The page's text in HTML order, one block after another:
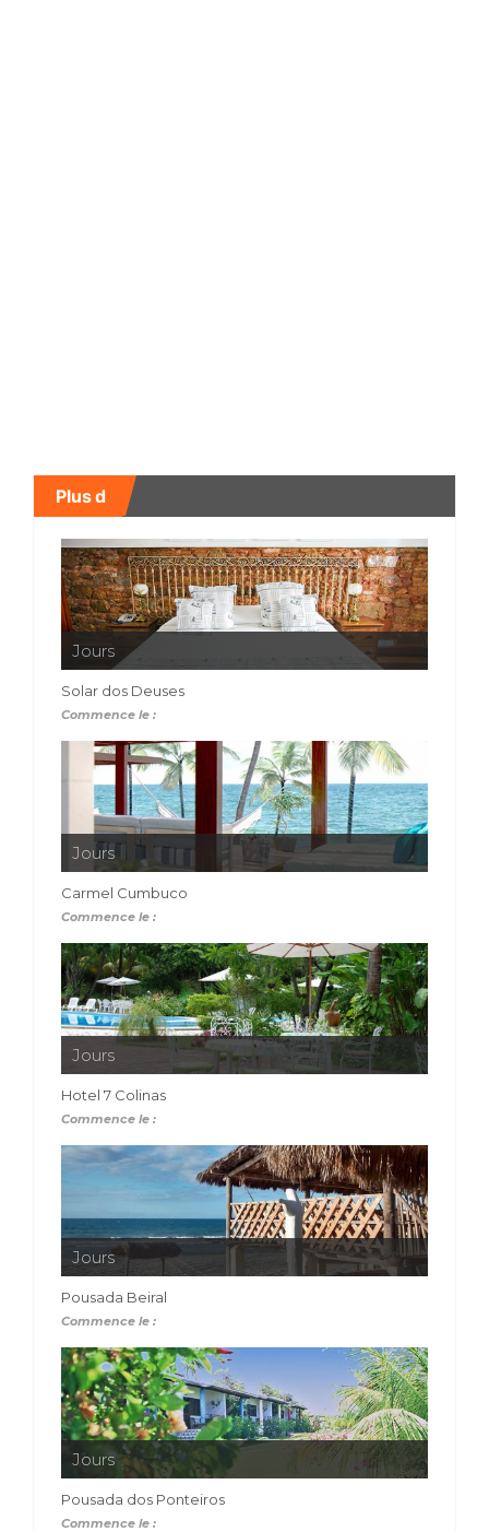
Plus d
Jours
Solar dos Deuses
Commence le :
Jours
Carmel Cumbuco
Commence le :
Jours
Hotel 7 Colinas
Commence le :
Jours
Pousada Beiral
Commence le :
Jours
Pousada dos Ponteiros
Commence le :